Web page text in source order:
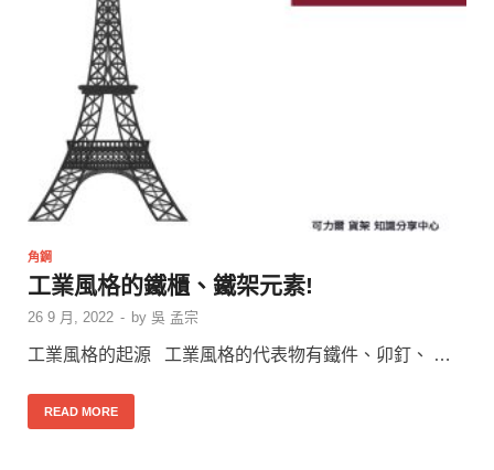
角鋼
工業風格的鐵櫃、鐵架元素!
26 9 月, 2022 - by 吳 孟宗
工業風格的起源 工業風格的代表物有鐵件、卯釘、 …
READ MORE